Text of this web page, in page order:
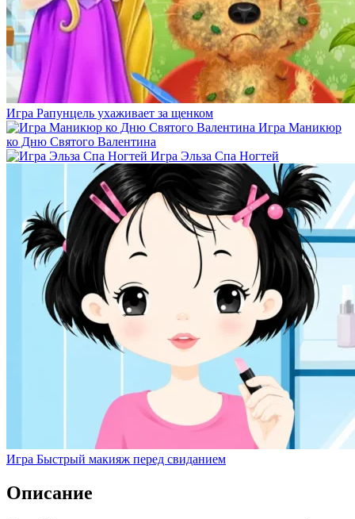
Игра Рапунцель ухаживает за щенком
Игра Маникюр
ко Дню Святого Валентина
Игра Эльза Спа Ногтей
Игра Быстрый макияж перед свиданием
Описание